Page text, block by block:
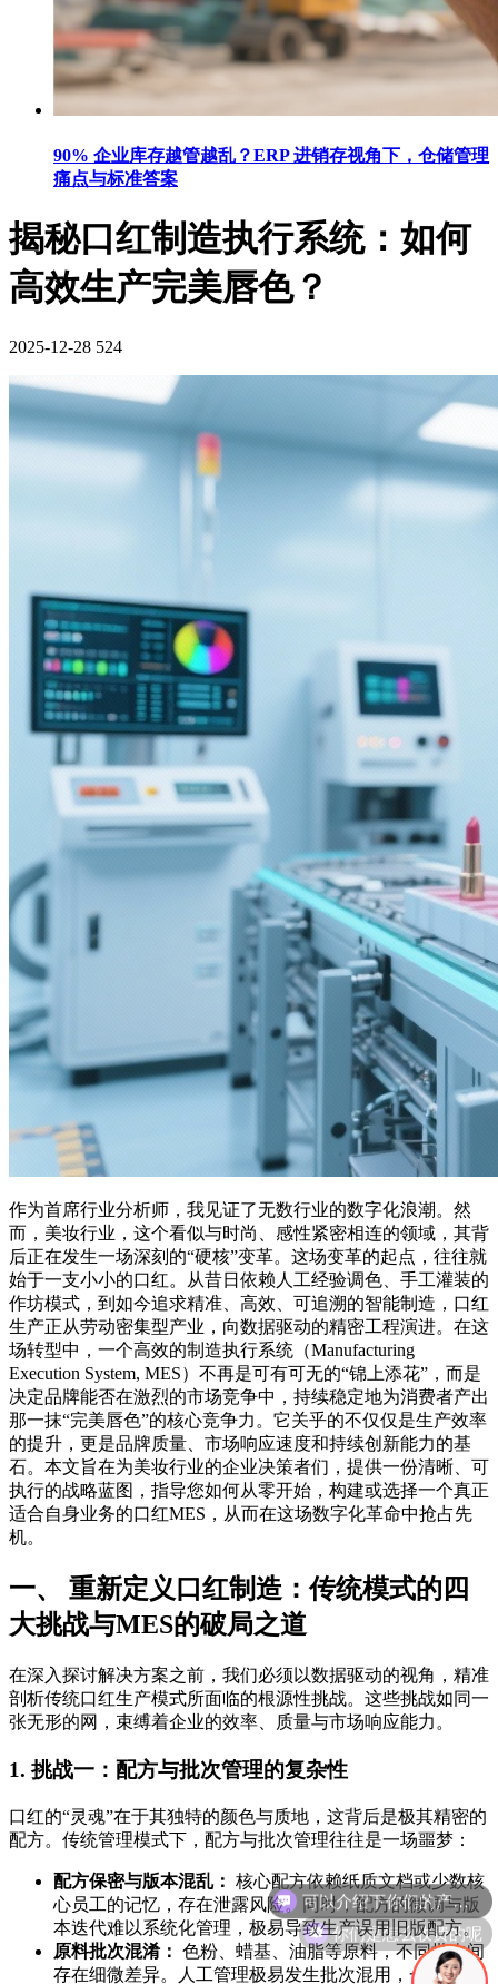
90% 企业库存越管越乱？ERP 进销存视角下，仓储管理
痛点与标准答案
揭秘口红制造执行系统：如何
高效生产完美唇色？
2025-12-28 524
作为首席行业分析师，我见证了无数行业的数字化浪潮。然
而，美妆行业，这个看似与时尚、感性紧密相连的领域，其背
后正在发生一场深刻的“硬核”变革。这场变革的起点，往往就
始于一支小小的口红。从昔日依赖人工经验调色、手工灌装的
作坊模式，到如今追求精准、高效、可追溯的智能制造，口红
生产正从劳动密集型产业，向数据驱动的精密工程演进。在这
场转型中，一个高效的制造执行系统（Manufacturing
Execution System, MES）不再是可有可无的“锦上添花”，而是
决定品牌能否在激烈的市场竞争中，持续稳定地为消费者产出
那一抹“完美唇色”的核心竞争力。它关乎的不仅仅是生产效率
的提升，更是品牌质量、市场响应速度和持续创新能力的基
石。本文旨在为美妆行业的企业决策者们，提供一份清晰、可
执行的战略蓝图，指导您如何从零开始，构建或选择一个真正
适合自身业务的口红MES，从而在这场数字化革命中抢占先
机。
一、 重新定义口红制造：传统模式的四
大挑战与MES的破局之道
在深入探讨解决方案之前，我们必须以数据驱动的视角，精准
剖析传统口红生产模式所面临的根源性挑战。这些挑战如同一
张无形的网，束缚着企业的效率、质量与市场响应能力。
1. 挑战一：配方与批次管理的复杂性
口红的“灵魂”在于其独特的颜色与质地，这背后是极其精密的
配方。传统管理模式下，配方与批次管理往往是一场噩梦：
配方保密与版本混乱： 核心配方依赖纸质文档或少数核
心员工的记忆，存在泄露风险。同时，配方的微调与版
本迭代难以系统化管理，极易导致生产误用旧版配方。
原料批次混淆： 色粉、蜡基、油脂等原料，不同批次间
存在细微差异。人工管理极易发生批次混用，一旦出现
你们是怎么收费的呢